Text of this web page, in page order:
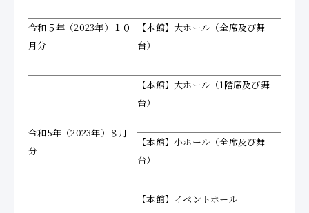
令和５年（2023年）１０
月分
【本館】大ホール（全席及び舞
台）
令和5年（2023年）８月
分
【本館】大ホール（1階席及び舞
台）
【本館】小ホール（全席及び舞
台）
【本館】イベントホール